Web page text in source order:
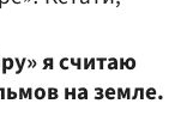
я считаю
на земле.